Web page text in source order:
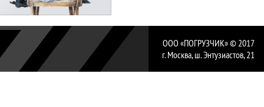
ООО «ПОГРУЗЧИК» © 2017
г. Москва, ш. Энтузиастов, 21